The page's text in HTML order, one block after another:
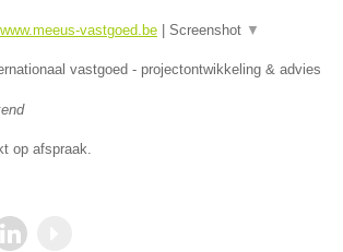
vastgoed.be Screenshot ▼
vastgoed - projectontwikkeling & advies
op afspraak.